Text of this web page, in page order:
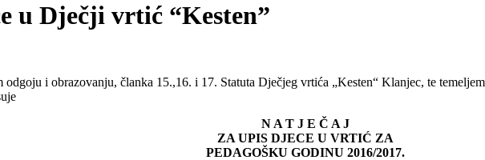
u Dječji vrtić “Kesten”
odgoju i obrazovanju, članka 15.,16. i 17. Statuta Dječjeg vrtića „Kesten“ Klanjec, te
N A T J E Č A J
ZA UPIS DJECE U VRTIĆ ZA
PEDAGOŠKU GODINU 2016/2017.